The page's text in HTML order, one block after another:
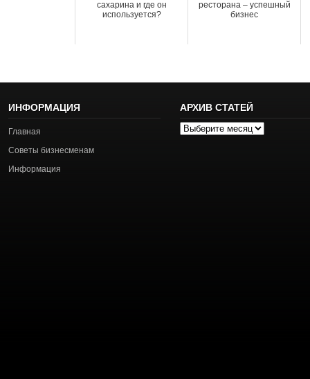
сахарина и где он
используется?
ресторана – успешный
бизнес
ИНФОРМАЦИЯ
Главная
Советы бизнесменам
Информация
АРХИВ СТАТЕЙ
Архив